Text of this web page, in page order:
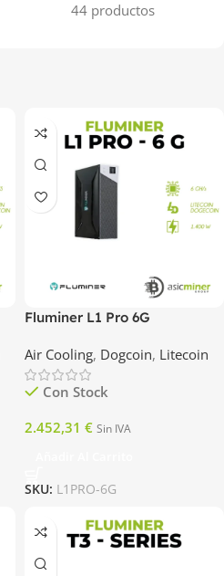
44 productos
Fluminer L1 Pro 6G
Air Cooling, Dogcoin, Litecoin
Con Stock
2.452,31 € Sin IVA
SKU: L1PRO-6G